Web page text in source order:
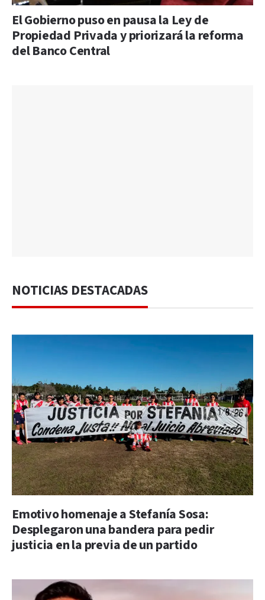
El Gobierno puso en pausa la Ley de
Propiedad Privada y priorizará la reforma
del Banco Central
NOTICIAS DESTACADAS
Emotivo homenaje a Stefanía Sosa:
Desplegaron una bandera para pedir
justicia en la previa de un partido